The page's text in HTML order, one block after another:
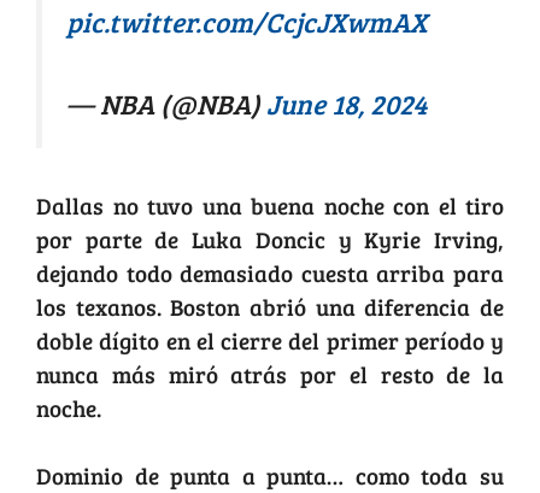
pic.twitter.com/CcjcJXwmAX
— NBA (@NBA)June 18, 2024
Dallas no tuvo una buena noche con el tiro
por parte de Luka Doncic y Kyrie Irving,
dejando todo demasiado cuesta arriba para
los texanos. Boston abrió una diferencia de
doble dígito en el cierre del primer período y
nunca más miró atrás por el resto de la
noche.
Dominio de punta a punta… como toda su